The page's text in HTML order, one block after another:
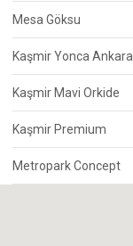
Mesa Göksu
Kaşmir Yonca Ankara
Kaşmir Mavi Orkide
Kaşmir Premium
Metropark Concept